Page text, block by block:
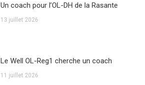
Un coach pour l’OL-DH de la Rasante
13 juillet 2026
Le Well OL-Reg1 cherche un coach
11 juillet 2026